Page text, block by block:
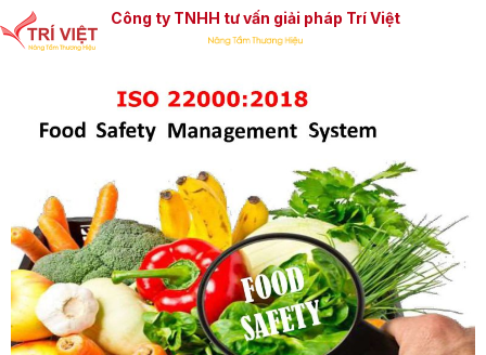
Công ty TNHH tư vấn giải pháp Trí Việt